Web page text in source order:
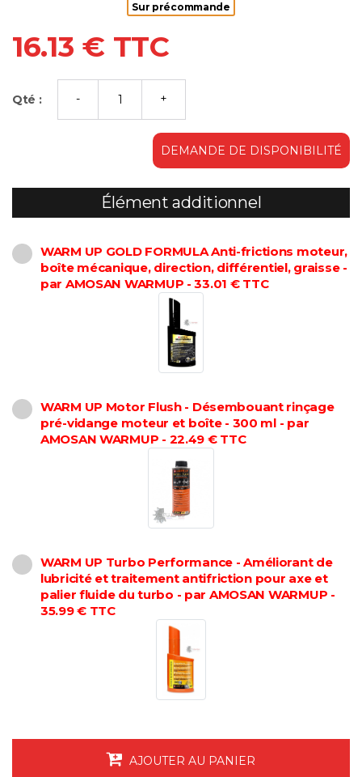
Sur précommande
16.13 € TTC
Qté :
DEMANDE DE DISPONIBILITÉ
Élément additionnel
WARM UP GOLD FORMULA Anti-frictions moteur,
boîte mécanique, direction, différentiel, graisse -
par AMOSAN WARMUP - 33.01 € TTC
WARM UP Motor Flush - Désembouant rinçage
pré-vidange moteur et boîte - 300 ml - par
AMOSAN WARMUP - 22.49 € TTC
WARM UP Turbo Performance - Améliorant de
lubricité et traitement antifriction pour axe et
palier fluide du turbo - par AMOSAN WARMUP -
35.99 € TTC
AJOUTER AU PANIER